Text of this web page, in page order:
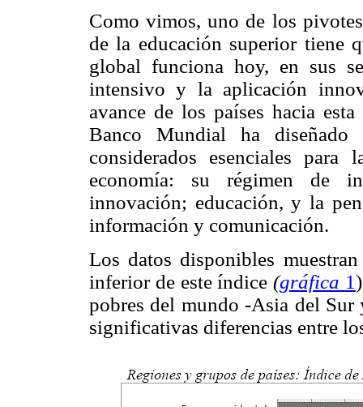
Como vimos, uno de los
de la educación superior tiene
global funciona hoy, en sus
intensivo y la aplicación
avance de los países hacia
Banco Mundial ha
considerados esenciales
economía: su régimen de
innovación; educación, y la
información y comunicación.
Los datos disponibles
inferior de este índice(gráfica 1
pobres del mundo -Asia del Sur
significativas diferencias entre